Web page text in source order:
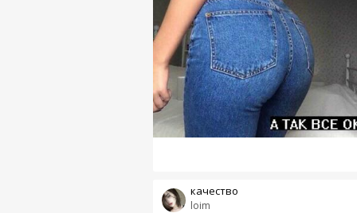
loim
качество